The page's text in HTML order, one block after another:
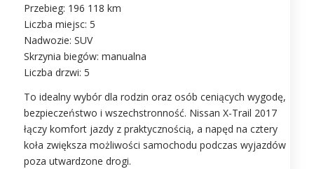
Przebieg: 196 118 km
Liczba miejsc: 5
Nadwozie: SUV
Skrzynia biegów: manualna
Liczba drzwi: 5
To idealny wybór dla rodzin oraz osób ceniących wygodę,
bezpieczeństwo i wszechstronność. Nissan X-Trail 2017
łączy komfort jazdy z praktycznością, a napęd na cztery
koła zwiększa możliwości samochodu podczas wyjazdów
poza utwardzone drogi.